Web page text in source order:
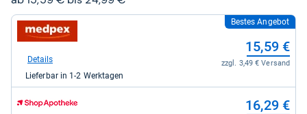
zum
Shop:
medpex
15,59
kaufen.
Bestes Angebot
15,59 €
zzgl. 3,49 € Versand
Details
Lieferbar in 1-2 Werktagen
Shop:
16,29 €